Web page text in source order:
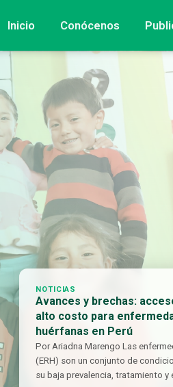
Inicio Conócenos
NOTICIAS
Avances y brechas:
alto costo para
huérfanas en Perú
Por Ariadna Marengo Las
(ERH) son un conjunto de
su baja prevalencia, tratamiento